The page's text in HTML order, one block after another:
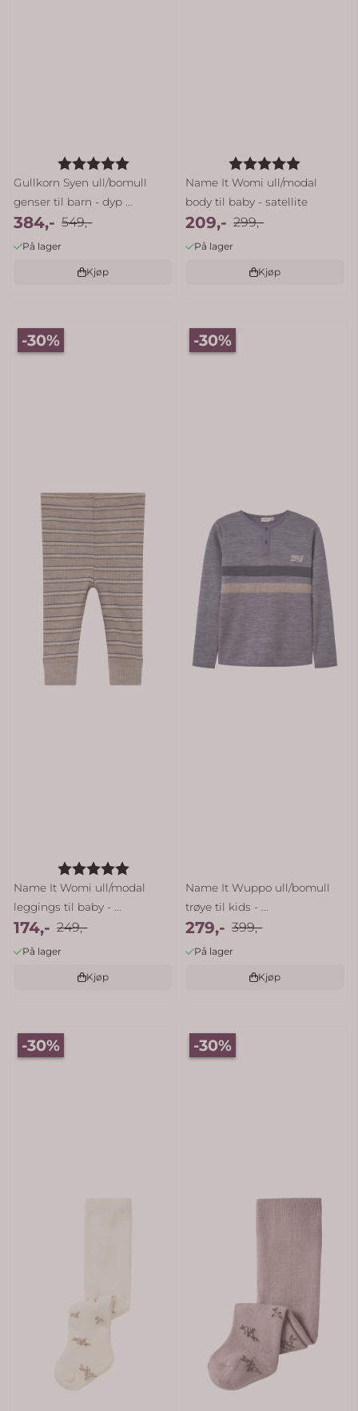
Karakter: 5.0 av 5 mulige
Gullkorn Syen ull/bomull
genser til barn - dyp ...
384,- 549,-
På lager
Kjøp
Karakter:
Name It Womi ull/modal
body til baby - satellite
209,- 299,-
På lager
Kjøp
-30%
Karakter: 5.0 av 5 mulige
Name It Womi ull/modal
leggings til baby - ...
174,- 249,-
På lager
Kjøp
-30%
Name It Wuppo ull/bomull
trøye til kids - ...
279,- 399,-
På lager
Kjøp
-30% -30%